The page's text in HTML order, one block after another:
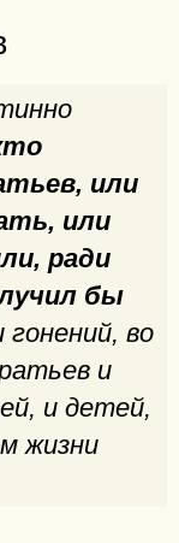
или
или
ради
бы
гонений, во
и
и детей,
жизни